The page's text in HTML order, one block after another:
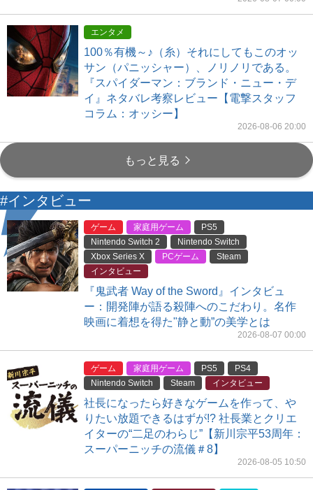
エンタメ
100％有機～♪（糸）それにしてもこのオッ
サン（パニッシャー）、ノリノリである。
『スパイダーマン：ブランド・ニュー・デ
イ』ネタバレ考察レビュー【電撃スタッフ
コラム：オッシー】
2026-08-06 20:00
もっと見る
#インタビュー
ゲーム 家庭用ゲーム
PS5
Nintendo Switch 2
Nintendo Switch
Xbox Series X
PCゲーム
Steam
インタビュー
『鬼武者 Way of the Sword』インタビュ
ー：開発陣が語る殺陣へのこだわり。名作
映画に着想を得た"静と動”の美学とは
2026-08-07 00:00
ゲーム 家庭用ゲーム PS5
PS4
Nintendo Switch
Steam インタビュー
社長になったら好きなゲームを作って、や
りたい放題できるはずが!? 社長業とクリエ
イターの“二足のわらじ”【新川宗平53周年：
スーパーニッチの流儀＃8】
2026-08-05 10:50